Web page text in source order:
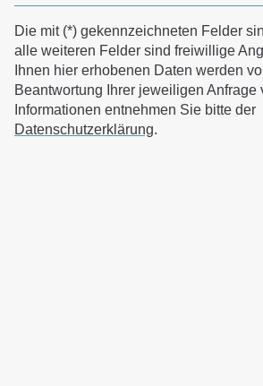
Die mit (*) gekennzeichneten Felder
alle weiteren Felder sind freiwillige
Ihnen hier erhobenen Daten werden
Beantwortung Ihrer jeweiligen Anfrage
Informationen entnehmen Sie bitte der
Datenschutzerklärung.